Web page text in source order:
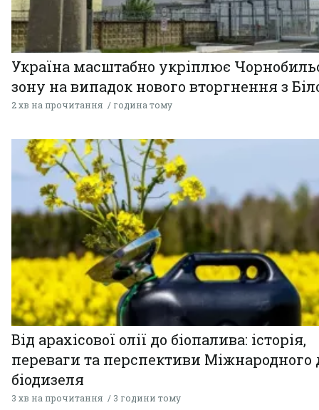
Україна масштабно укріплює
зону на випадок нового вторгнення з
2 хв на прочитання година тому
Від арахісової олії до біопалива: історія,
переваги та перспективи Міжнародного
біодизеля
3 хв на прочитання 3 години тому